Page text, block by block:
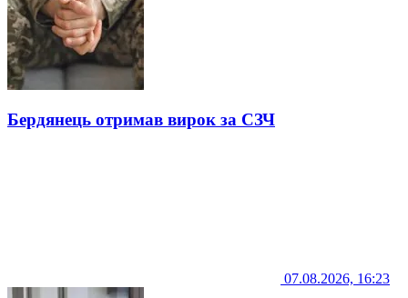
Бердянець отримав вирок за СЗЧ
07.08.2026, 16:23